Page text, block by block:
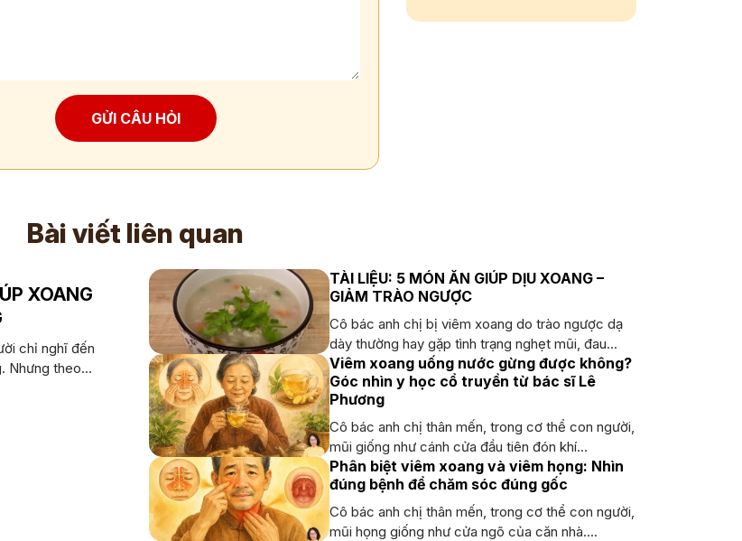
GỬI CÂU HỎI
Bài viết liên quan
XOANG
chỉ nghĩ đến
Nhưng theo...
TÀI LIỆU: 5 MÓN ĂN GIÚP DỊU XOANG –
GIẢM TRÀO NGƯỢC
Cô bác anh chị bị viêm xoang do trào ngược dạ
dày thường hay gặp tình trạng nghẹt mũi, đau...
Viêm xoang uống nước gừng được không?
Góc nhìn y học cổ truyền từ bác sĩ Lê
Phương
Cô bác anh chị thân mến, trong cơ thể con người,
mũi giống như cánh cửa đầu tiên đón khí...
Phân biệt viêm xoang và viêm họng: Nhìn
đúng bệnh để chăm sóc đúng gốc
Cô bác anh chị thân mến, trong cơ thể con người,
mũi họng giống như cửa ngõ của căn nhà....